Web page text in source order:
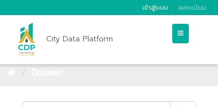
เข้าสู่ระบบ ลงทะเบียน
City Data Platform